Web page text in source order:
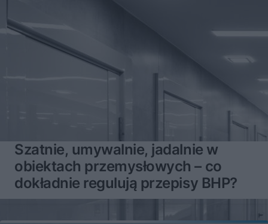
Szatnie, umywalnie, jadalnie w
obiektach przemysłowych – co
dokładnie regulują przepisy BHP?